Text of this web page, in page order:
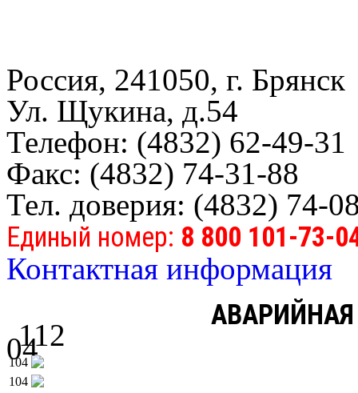
Россия, 241050, г. Брянск
Ул. Щукина, д.54
Телефон: (4832) 62-49-31
Факс: (4832) 74-31-88
Тел. доверия: (4832) 74-
Единый номер: 8 800 101-73-
Контактная информация
04
112
104
104